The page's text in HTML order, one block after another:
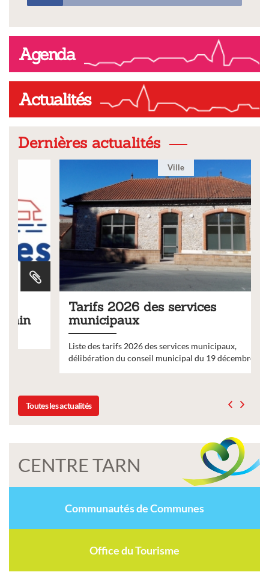
Agenda
Actualités
Dernières actualités
Tarifs 2026 des services
municipaux
Liste des tarifs 2026 des services municipaux,
délibération du conseil municipal du 19 décembre 2025
Toutes les actualités
CENTRE TARN
Communautés de Communes
Office du Tourisme